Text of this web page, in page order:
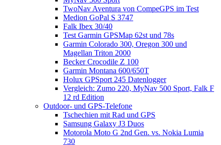
TwoNav Aventura von CompeGPS im Test
Medion GoPal S 3747
Falk Ibex 30/40
Test Garmin GPSMap 62st und 78s
Garmin Colorado 300, Oregon 300 und
Magellan Triton 2000
Becker Crocodile Z 100
Garmin Montana 600/650T
Holux GPSport 245 Datenlogger
Vergleich: Zumo 220, MyNav 500 Sport, Falk F
12 rd Edition
Outdoor- und GPS-Telefone
Tschechien mit Rad und GPS
Samsung Galaxy J3 Duos
Motorola Moto G 2nd Gen. vs. Nokia Lumia
730